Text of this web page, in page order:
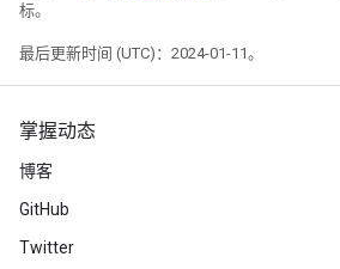
标。
最后更新时间 (UTC)：2024-01-11。
掌握动态
博客
GitHub
Twitter